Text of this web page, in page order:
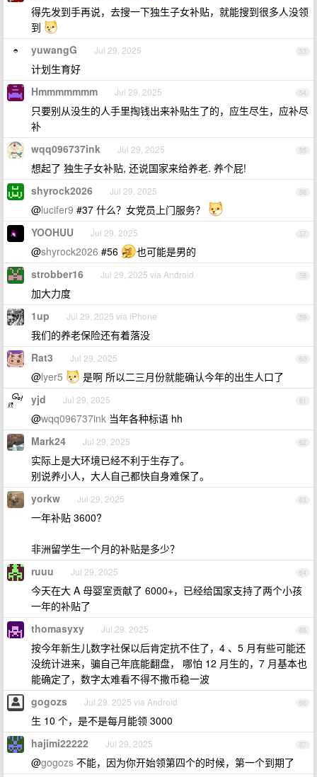
得先发到手再说，去搜一下独生子女补贴，就能搜到很多人没领
到
53
yuwangG Jul 29, 2025
计划生育好
54
Hmmmmmmm Jul 29, 2025
只要别从没生的人手里掏钱出来补贴生了的，应生尽生，应补尽
补
55
wqq096737ink Jul 29, 2025
想起了 独生子女补贴, 还说国家来给养老. 养个屁!
56
shyrock2026 Jul 29, 2025
@lucifer9 #37 什么？女党员上门服务？
57
YOOHUU Jul 29, 2025
@shyrock2026 #56 也可能是男的
58
strobber16 Jul 29, 2025 via Android
加大力度
59
1up Jul 29, 2025 via iPhone
我们的养老保险还有着落没
60
Rat3 Jul 29, 2025
@lyer5 是啊 所以二三月份就能确认今年的出生人口了
61
yjd Jul 29, 2025
@wqq096737ink 当年各种标语 hh
62
Mark24 Jul 29, 2025
实际上是大环境已经不利于生存了。
别说养小人，大人自己都快自身难保了。
63
yorkw Jul 29, 2025
一年补贴 3600?
非洲留学生一个月的补贴是多少？
64
ruuu Jul 29, 2025
今天在大 A 母婴室贡献了 6000+，已经给国家支持了两个小孩
一年的补贴了
65
thomasyxy Jul 29, 2025
按今年新生儿数字社保以后肯定抗不住了，4 、5 月有些可能还
没统计进来，骗自己年底能翻盘， 哪怕 12 月生的，7 月基本也
能确定了，数字太难看不得不撒币稳一波
66
gogozs Jul 29, 2025 via Android
生 10 个，是不是每月能领 3000
67
hajimi22222 Jul 29, 2025
@gogozs 不能，因为你开始领第四个的时候，第一个到期了